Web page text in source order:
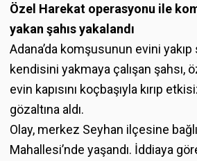
Özel Harekat operasyonu ile
yakan şahıs yakalandı
Adana’da komşusunun evini yakıp
kendisini yakmaya çalışan şahsı,
evin kapısını koçbaşıyla kırıp
gözaltına aldı.
Olay, merkez Seyhan ilçesine
Mahallesi’nde yaşandı. İddiaya